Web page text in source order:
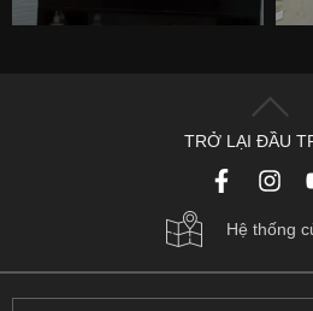
TRỞ LẠI ĐẦU
Hệ thống